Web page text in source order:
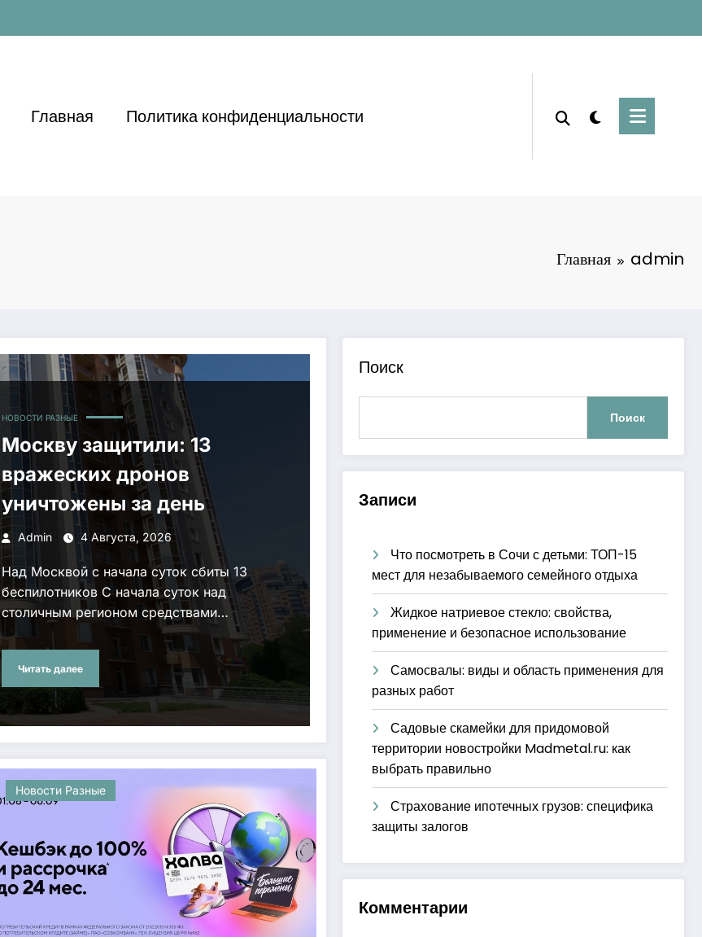
Главная Политика конфиденциальности
Главная admin
НОВОСТИ РАЗНЫЕ
Москву защитили: 13
вражеских дронов
уничтожены за день
Admin 4 Августа, 2026
Над Москвой с начала суток сбиты 13
беспилотников С начала суток над
столичным регионом средствами…
Читать далее
Новости Разные
Поиск
Поиск
Записи
Что посмотреть в Сочи с детьми: ТОП-15
мест для незабываемого семейного отдыха
Жидкое натриевое стекло: свойства,
применение и безопасное использование
Самосвалы: виды и область применения для
разных работ
Садовые скамейки для придомовой
территории новостройки Madmetal.ru: как
выбрать правильно
Страхование ипотечных грузов: специфика
защиты залогов
Комментарии